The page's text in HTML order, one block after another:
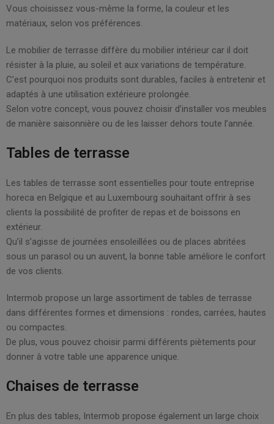
Vous choisissez vous-même la forme, la couleur et les
matériaux, selon vos préférences.
Le mobilier de terrasse diffère du mobilier intérieur car il doit
résister à la pluie, au soleil et aux variations de température.
C’est pourquoi nos produits sont durables, faciles à entretenir et
adaptés à une utilisation extérieure prolongée.
Selon votre concept, vous pouvez choisir d’installer vos meubles
de manière saisonnière ou de les laisser dehors toute l’année.
Tables de terrasse
Les tables de terrasse sont essentielles pour toute entreprise
horeca en Belgique et au Luxembourg souhaitant offrir à ses
clients la possibilité de profiter de repas et de boissons en
extérieur.
Qu’il s’agisse de journées ensoleillées ou de places abritées
sous un parasol ou un auvent, la bonne table améliore le confort
de vos clients.
Intermob propose un large assortiment de tables de terrasse
dans différentes formes et dimensions : rondes, carrées, hautes
ou compactes.
De plus, vous pouvez choisir parmi différents piètements pour
donner à votre table une apparence unique.
Chaises de terrasse
En plus des tables, Intermob propose également un large choix